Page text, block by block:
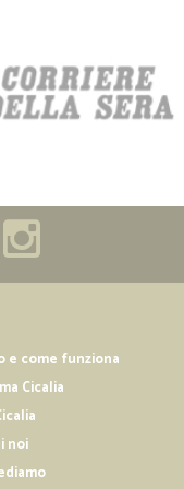
e come funziona
Cicalia
noi